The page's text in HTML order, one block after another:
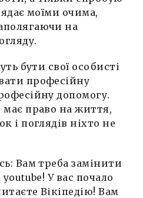
моїми очима,
на
бути свої особисті
професійну
допомогу.
право на життя,
і поглядів ніхто не
Вам треба замінити
У вас почало
Вікіпедію! Вам